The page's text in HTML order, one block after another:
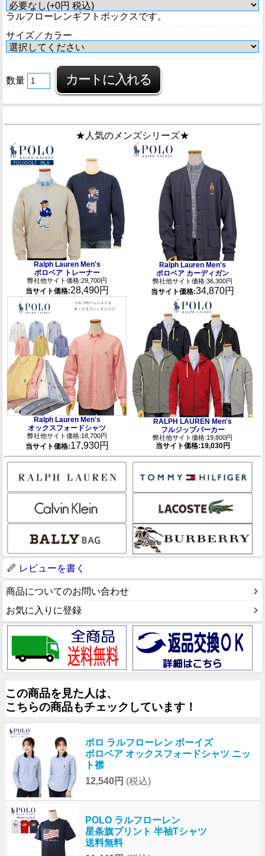
ラルフローレンギフトボックスです。
サイズ／カラー
数量
★人気のメンズシリーズ★
Ralph Lauren Men's
ポロベア トレーナー
弊社他サイト価格:29,700円
当サイト価格:28,490円
Ralph Lauren Men's
ポロベア カーディガン
弊社他サイト価格:36,300円
当サイト価格:34,870円
Ralph Lauren Men's
オックスフォードシャツ
弊社他サイト価格:18,700円
当サイト価格:17,930円
RALPH LAUREN Men's
フルジップパーカー
弊社他サイト価格:19,800円
当サイト価格:19,030円
レビューを書く
商品についてのお問い合わせ
お気に入りに登録
この商品を見た人は、
こちらの商品もチェックしています！
ポロ ラルフローレン ボーイズ
ポロベア オックスフォードシャツ ニッ
ト襟
12,540円 (税込)
POLO ラルフローレン
星条旗プリント 半袖Tシャツ
送料無料